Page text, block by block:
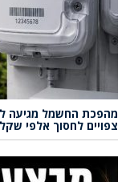
מהפכת החשמל מגיעה
צפויים לחסוך אלפי